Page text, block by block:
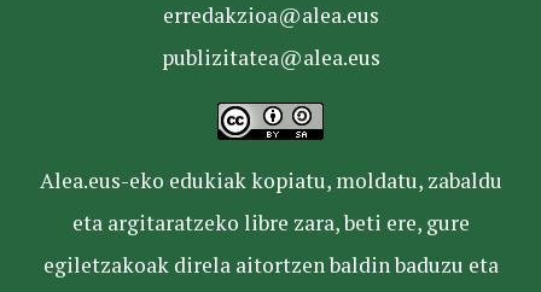
erredakzioa@alea.eus
publizitatea@alea.eus
Alea.eus-eko edukiak kopiatu, moldatu, zabaldu
eta argitaratzeko libre zara, beti ere, gure
egiletzakoak direla aitortzen baldin baduzu eta